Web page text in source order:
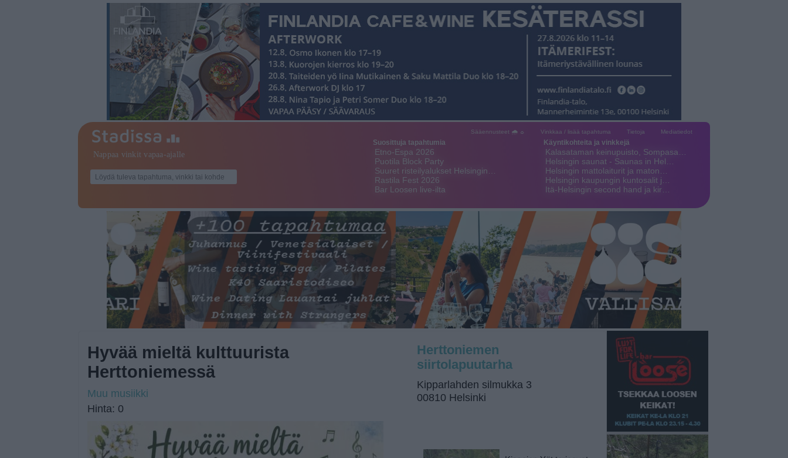
Sääennusteet 🌧 ☼ Vinkkaa / lisää tapahtuma Tietoja Mediatiedot
Suosittuja tapahtumia
Etno-Espa 2026
Puotila Block Party
Suuret risteilyalukset Helsingin…
Rastila Fest 2026
Bar Loosen live-ilta
Käyntikohteita ja vinkkejä
Kalasataman keinupuisto, Sompasa…
Helsingin saunat - Saunas in Hel…
Helsingin mattolaiturit ja maton…
Helsingin kaupungin kuntosalit j…
Itä-Helsingin second hand ja kir…
Hyvää mieltä kulttuurista
Herttoniemessä
Muu musiikki
Hinta: 0
Herttoniemen
siirtolapuutarha
Kipparlahden silmukka 3
00810 Helsinki